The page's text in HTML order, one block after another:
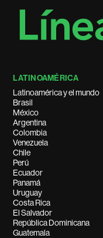
LATINOAMÉRICA
Latinoamérica y el mundo
Brasil
México
Argentina
Colombia
Venezuela
Chile
Perú
Ecuador
Panamá
Uruguay
Costa Rica
El Salvador
República Dominicana
Guatemala